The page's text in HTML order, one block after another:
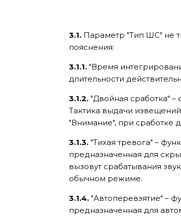
3.1. Параметр "Тип ШС" не
пояснения:
3.1.1."Время
длительности
3.1.2."Двойная сработка"
Тактика выдачи
"Внимание", при сработке
3.1.3."Тихая тревога" –
предназначенная для
вызовут срабатывания
обычном режиме.
3.1.4."Автоперевзятие" –
предназначенная для